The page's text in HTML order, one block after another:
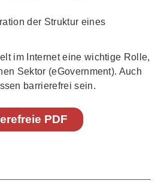
im Internet eine wichtige Rolle,
Sektor (eGovernment). Auch
barrierefrei sein.
PDF